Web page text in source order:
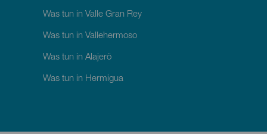
Was tun in Valle Gran Rey
Was tun in Vallehermoso
Was tun in Alajerö
Was tun in Hermigua